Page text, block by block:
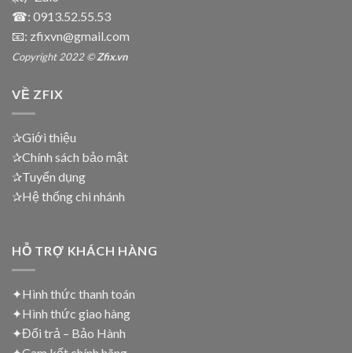
☎: 0913.52.55.53
📧: zfixvn@gmail.com
Copyright 2022 ©Zfix.vn
VỀ ZFIX
✰Giới thiệu
✰Chính sách bảo mật
✰Tuyển dụng
✰Hệ thống chi nhánh
HỖ TRỢ KHÁCH HÀNG
✦Hình thức thanh toán
✦Hình thức giao hàng
✦Đổi trả – Bảo Hành